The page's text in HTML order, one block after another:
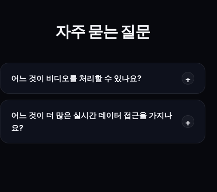
자주 묻는 질문
어느 것이 비디오를 처리할 수 있나요?
어느 것이 더 많은 실시간 데이터 접근을 가지나
요?